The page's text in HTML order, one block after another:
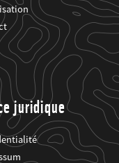
juridique